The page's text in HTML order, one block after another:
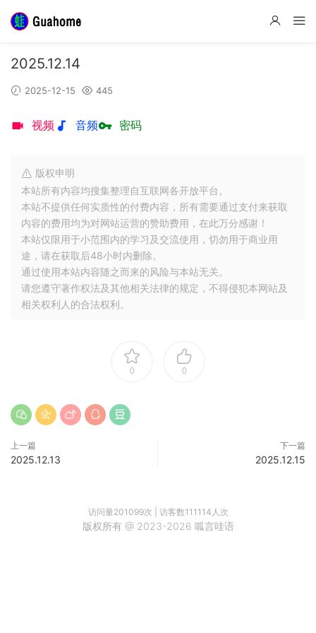
2025.12.14
2025-12-15 445
视频 音频 密码
版权申明
本站所有内容均搜集整理自互联网各开放平台。
本站不提供任何实质性的付费内容，所有需要通过支付来获取
内容的费用均为对网站运营的赞助费用，在此万分感谢！
本站仅限用于小范围内的学习及交流使用，切勿用于商业用
途，请在获取后48小时内删除。
通过使用本站内容随之而来的风险与本站无关。
请您遵守著作权法及其他相关法律的规定，不得侵犯本网站及
相关权利人的合法权利。
0 0
上一篇
2025.12.13
下一篇
2025.12.15
访问量201099次 | 访客数111114 人次
版权所有 @ 2023-2026 呱言哇语